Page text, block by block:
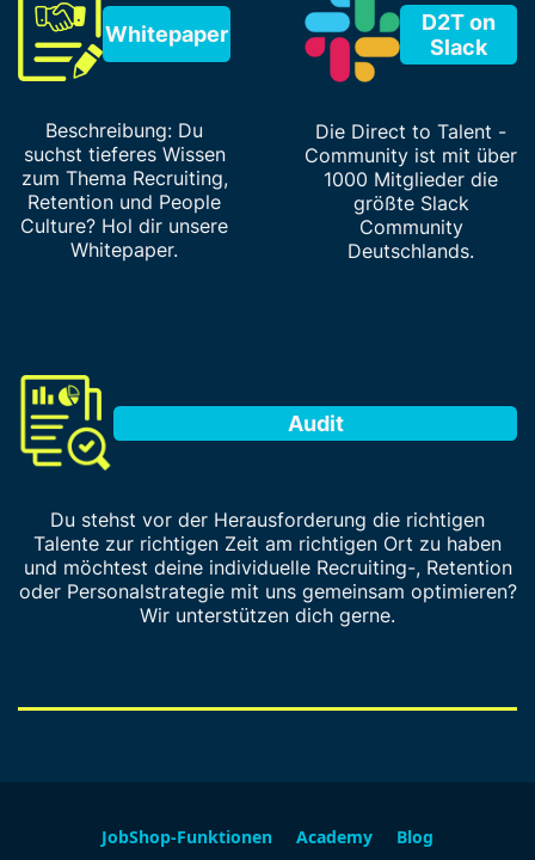
Whitepaper
Beschreibung: Du
suchst tieferes Wissen
zum Thema Recruiting,
Retention und People
Culture? Hol dir unsere
Whitepaper.
D2T on
Slack
Die Direct to Talent -
Community ist mit über
1000 Mitglieder die
größte Slack
Community
Deutschlands.
Audit
Du stehst vor der Herausforderung die richtigen
Talente zur richtigen Zeit am richtigen Ort zu haben
und möchtest deine individuelle Recruiting-, Retention
oder Personalstrategie mit uns gemeinsam optimieren?
Wir unterstützen dich gerne.
JobShop-Funktionen Academy
Blog